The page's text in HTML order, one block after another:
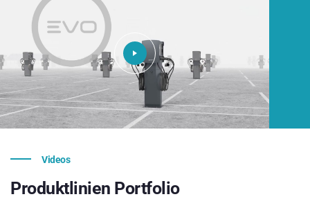
Videos
Produktlinien Portfolio